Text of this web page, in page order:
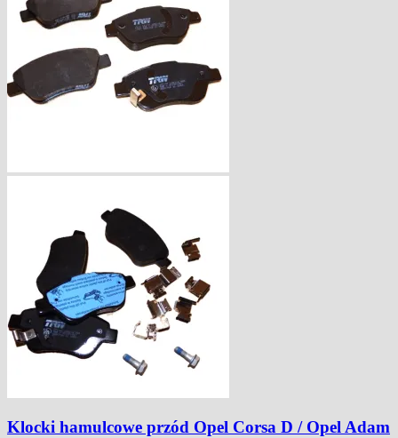
Klocki hamulcowe przód Opel Corsa D / Opel Adam